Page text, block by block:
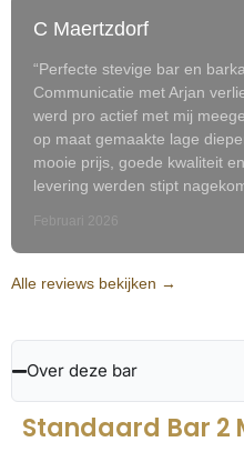
C Maertzdorf
“Perfecte stevige bar en
Communicatie met Arjan
werd pro actief met mij
op maat gemaakte lage
mooie prijs, goede kwaliteit
levering werden stipt
Februari 2026
Alle reviews bekijken →
Over deze bar
Standaard Bar 2